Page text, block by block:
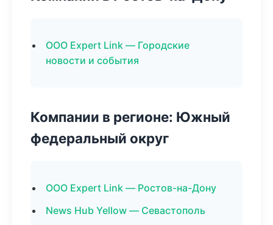
ООО Expert Link — Городские
новости и события
Компании в регионе: Южный
федеральный округ
ООО Expert Link — Ростов-на-Дону
News Hub Yellow — Севастополь